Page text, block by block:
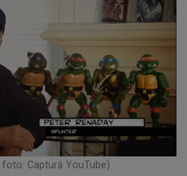
foto: Captură YouTube)